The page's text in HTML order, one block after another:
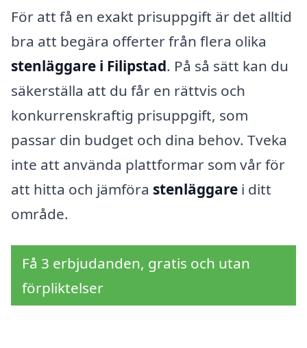
För att få en exakt prisuppgift är det alltid
bra att begära offerter från flera olika
stenläggare i Filipstad. På så sätt kan du
säkerställa att du får en rättvis och
konkurrenskraftig prisuppgift, som
passar din budget och dina behov. Tveka
inte att använda plattformar som vår för
att hitta och jämföra stenläggare i ditt
område.
Få 3 erbjudanden, gratis och utan
förpliktelser